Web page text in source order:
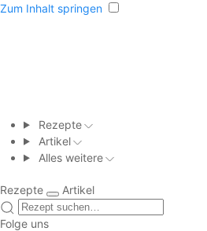
Zum Inhalt springen
Rezepte
Artikel
Alles weitere
Rezepte Artikel
Folge uns